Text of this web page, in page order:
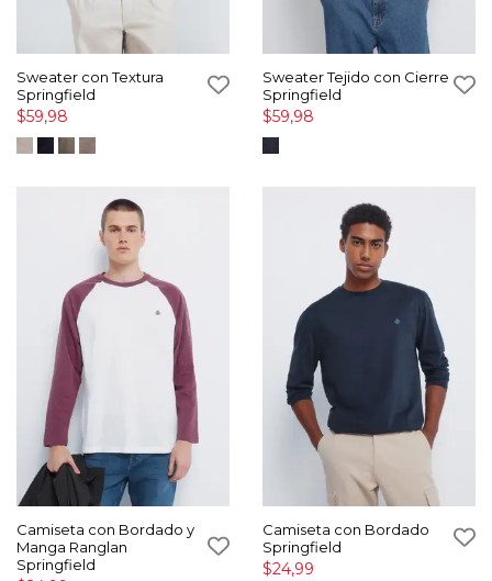
Sweater con Textura
Springfield
$59,98
Sweater Tejido con Cierre
Springfield
$59,98
Camiseta con Bordado y
Manga Ranglan
Springfield
Camiseta con Bordado
Springfield
$24,99